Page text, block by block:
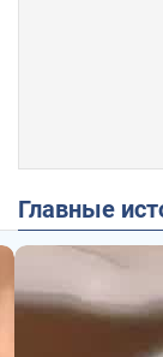
Главные